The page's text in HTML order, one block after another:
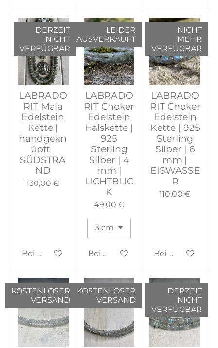
DERZEIT
NICHT
VERFÜGBAR
LABRADO
RIT Mala
Edelstein
Kette |
handgekn
üpft |
SÜDSTRA
ND
130,00 €
Bei Verfügbarkeit benachrichtigen
LEIDER
AUSVERKAUFT
LABRADO
RIT Choker
Edelstein
Halskette |
925
Sterling
Silber | 4
mm |
LICHTBLIC
K
49,00 €
Bei Verfügbarkeit
NICHT
MEHR
VERFÜGBAR
LABRADO
RIT Choker
Edelstein
Kette | 925
Sterling
Silber | 6
mm |
EISWASSE
R
110,00 €
Bei
KOSTENLOSER
VERSAND
KOSTENLOSER
VERSAND
DERZEIT
NICHT
VERFÜGBAR